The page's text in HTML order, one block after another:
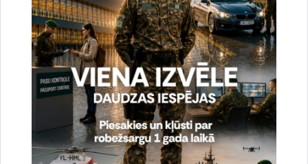
apmeklētājs izmanto vietni.
2 gadi
_gat
Statistikas sīkdatnes (nepieciešamas, lai
uzlabotu vietnes darbību un
pakalpojumus)